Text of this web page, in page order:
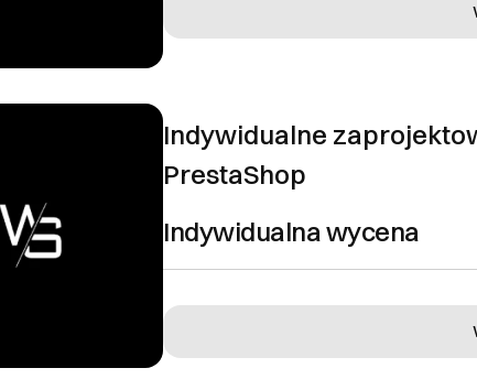
Szmigiel
i zwroty
reklamacje
Indywidualne
PrestaShop
Indywidualna wycena